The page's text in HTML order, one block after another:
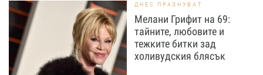
ДНЕС ПРАЗНУВАТ
Мелани Грифит на 69:
тайните, любовите и
тежките битки зад
холивудския блясък